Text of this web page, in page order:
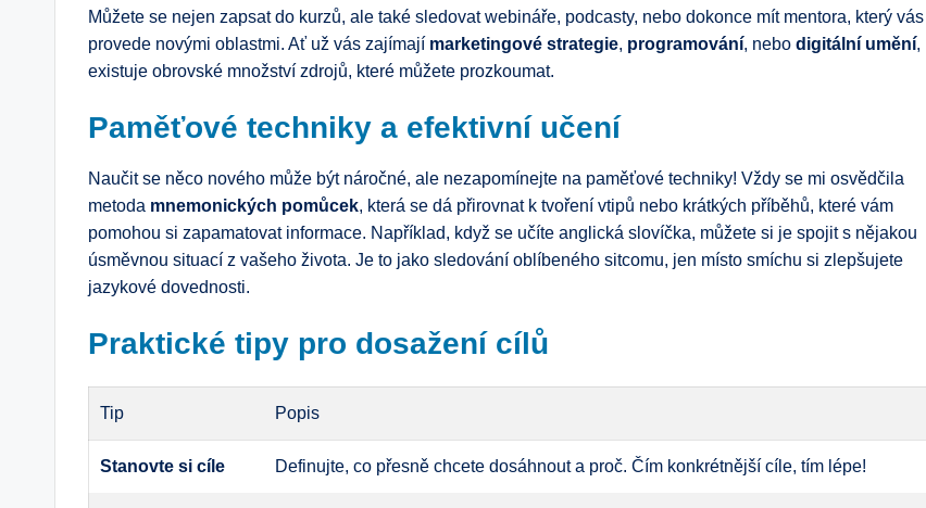
Můžete se nejen zapsat do kurzů, ale také sledovat webináře, podcasty, nebo dokonce mít mentora, který vás
provede novými oblastmi. Ať už vás zajímají marketingové strategie, programování, nebo digitální umění,
existuje obrovské množství zdrojů, které můžete prozkoumat.
Paměťové techniky a efektivní učení
Naučit se něco nového může být náročné, ale nezapomínejte na paměťové techniky! Vždy se mi osvědčila
metoda mnemonických pomůcek, která se dá přirovnat k tvoření vtipů nebo krátkých příběhů, které vám
pomohou si zapamatovat informace. Například, když se učíte anglická slovíčka, můžete si je spojit s nějakou
úsměvnou situací z vašeho života. Je to jako sledování oblíbeného sitcomu, jen místo smíchu si zlepšujete
jazykové dovednosti.
Praktické tipy pro dosažení cílů
Tip Popis
Stanovte si cíle Definujte, co přesně chcete dosáhnout a proč. Čím konkrétnější cíle, tím lépe!